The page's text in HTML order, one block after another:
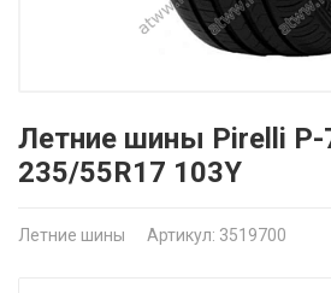
Летние шины Pirelli P-
235/55R17 103Y
Летние шины Артикул: 3519700